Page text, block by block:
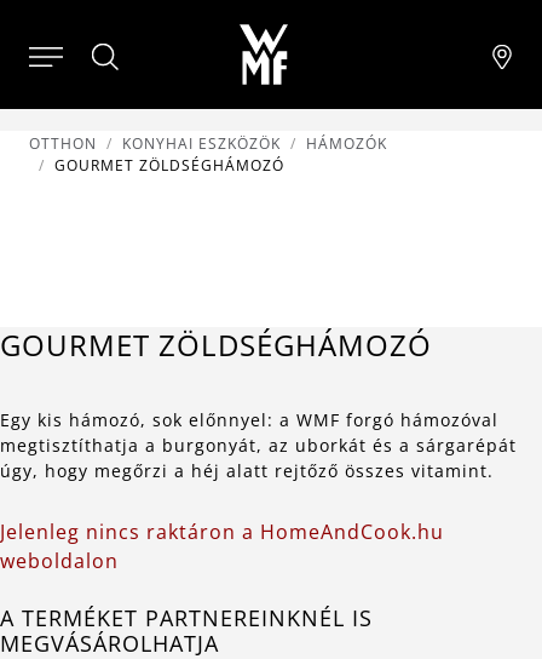
OTTHON KONYHAI ESZKÖZÖK
HÁMOZÓK
GOURMET ZÖLDSÉGHÁMOZÓ
GOURMET ZÖLDSÉGHÁMOZÓ
Egy kis hámozó, sok előnnyel: a WMF forgó hámozóval
megtisztíthatja a burgonyát, az uborkát és a sárgarépát
úgy, hogy megőrzi a héj alatt rejtőző összes vitamint.
Jelenleg nincs raktáron a HomeAndCook.hu
weboldalon
A TERMÉKET PARTNEREINKNÉL IS
MEGVÁSÁROLHATJA